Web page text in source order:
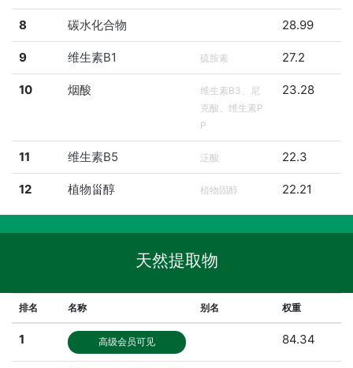
8 碳水化合物 28.99
9 维生素B1 硫胺素 27.2
10 烟酸
维生素B3、尼
克酸、维生素P
P
23.28
11 维生素B5 泛酸 22.3
12 植物甾醇 植物固醇 22.21
天然提取物
排名 名称 别名 权重
1 高级会员可见 84.34